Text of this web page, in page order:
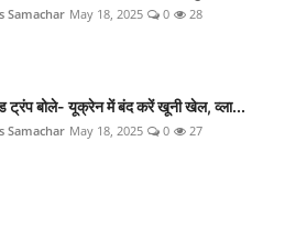
Samachar May 18, 2025 0 28
ट्रंप बोले- यूक्रेन में बंद करें खूनी खेल, व्ला...
Samachar May 18, 2025 0 27